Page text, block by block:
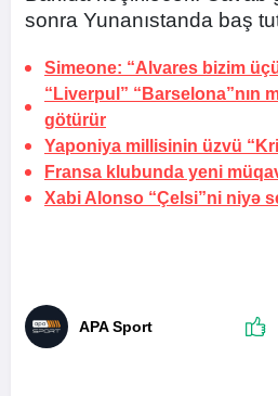
sonra Yunanıstanda baş
Simeone: “Alvares bizim
“Liverpul” “Barselona”nın
götürür
Yaponiya millisinin üzvü
Fransa klubunda yeni
Xabi Alonso “Çelsi”ni niyə
APA Sport